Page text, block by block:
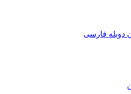
دوبله فارسی